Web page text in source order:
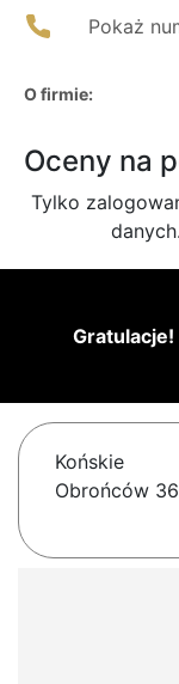
Pokaż
O firmie:
Oceny na
Tylko
danych.
Gratulacje!
Końskie
Obrońców 36